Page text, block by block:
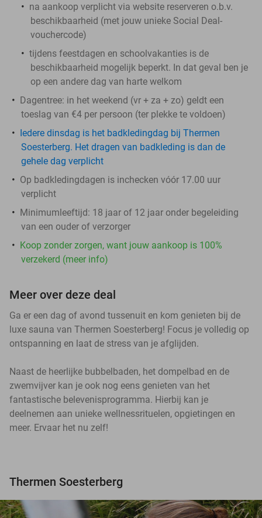
na aankoop verplicht via website reserveren o.b.v.
beschikbaarheid (met jouw unieke Social Deal-
vouchercode)
tijdens feestdagen en schoolvakanties is de
beschikbaarheid mogelijk beperkt. In dat geval ben je
op een andere dag van harte welkom
Dagentree: in het weekend (vr + za + zo) geldt een
toeslag van €4 per persoon (ter plekke te voldoen)
Iedere dinsdag is het badkledingdag bij Thermen
Soesterberg. Het dragen van badkleding is dan de
gehele dag verplicht
Op badkledingdagen is inchecken vóór 17.00 uur
verplicht
Minimumleeftijd: 18 jaar of 12 jaar onder begeleiding
van een ouder of verzorger
Koop zonder zorgen, want jouw aankoop is 100%
verzekerd (meer info)
Meer over deze deal
Ga er een dag of avond tussenuit en kom genieten bij de
luxe sauna van Thermen Soesterberg! Focus je volledig op
ontspanning en laat de stress van je afglijden.
Naast de heerlijke bubbelbaden, het dompelbad en de
zwemvijver kan je ook nog eens genieten van het
fantastische belevenisprogramma. Hierbij kan je
deelnemen aan unieke wellnessrituelen, opgietingen en
meer. Ervaar het nu zelf!
Thermen Soesterberg